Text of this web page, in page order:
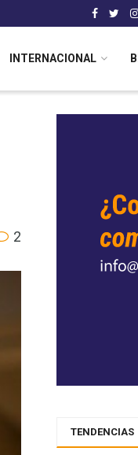
INTERNACIONAL
2
TENDENCIAS